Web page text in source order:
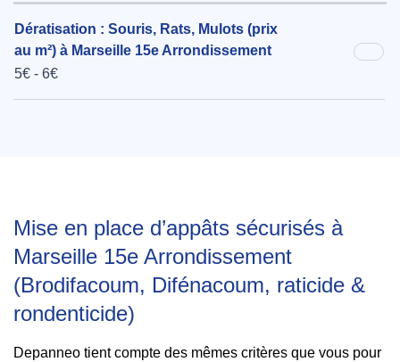
Dératisation : Souris, Rats, Mulots (prix
au m²) à Marseille 15e Arrondissement
5€ - 6€
Mise en place d’appâts sécurisés à
Marseille 15e Arrondissement
(Brodifacoum, Difénacoum, raticide &
rondenticide)
Depanneo tient compte des mêmes critères que vous pour